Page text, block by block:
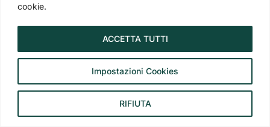
cookie.
Impostazioni Cookies
RIFIUTA
ACCETTA TUTTI